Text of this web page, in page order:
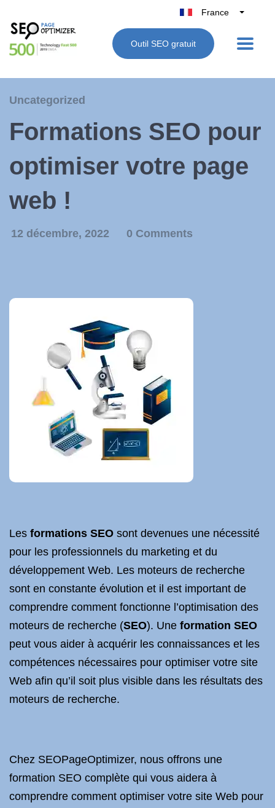
France
Belgique
België
España
Italie
Outil SEO gratuit
Uncategorized
Formations SEO pour
optimiser votre page
web !
12 décembre, 2022 0 Comments
Les formations SEO sont devenues une nécessité
pour les professionnels du marketing et du
développement Web. Les moteurs de recherche
sont en constante évolution et il est important de
comprendre comment fonctionne l’optimisation des
moteurs de recherche (SEO). Une formation SEO
peut vous aider à acquérir les connaissances et les
compétences nécessaires pour optimiser votre site
Web afin qu’il soit plus visible dans les résultats des
moteurs de recherche.
Chez SEOPageOptimizer, nous offrons une
formation SEO complète qui vous aidera à
comprendre comment optimiser votre site Web pour